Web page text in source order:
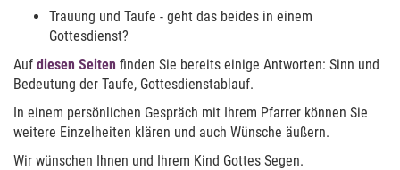
Trauung und Taufe - geht das beides in einem
Gottesdienst?
Auf diesen Seiten finden Sie bereits einige Antworten: Sinn und
Bedeutung der Taufe, Gottesdienstablauf.
In einem persönlichen Gespräch mit Ihrem Pfarrer können Sie
weitere Einzelheiten klären und auch Wünsche äußern.
Wir wünschen Ihnen und Ihrem Kind Gottes Segen.